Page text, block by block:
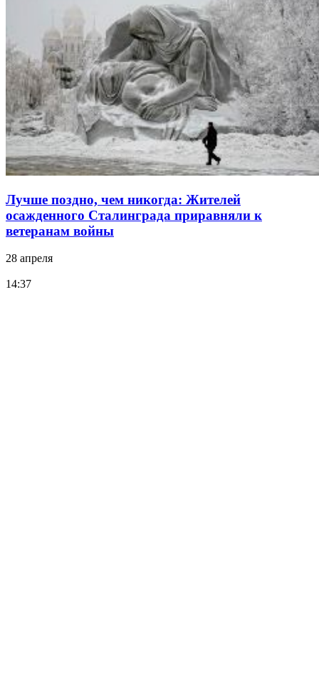
Лучше поздно, чем никогда: Жителей
осажденного Сталинграда приравняли к
ветеранам войны
28 апреля
14:37